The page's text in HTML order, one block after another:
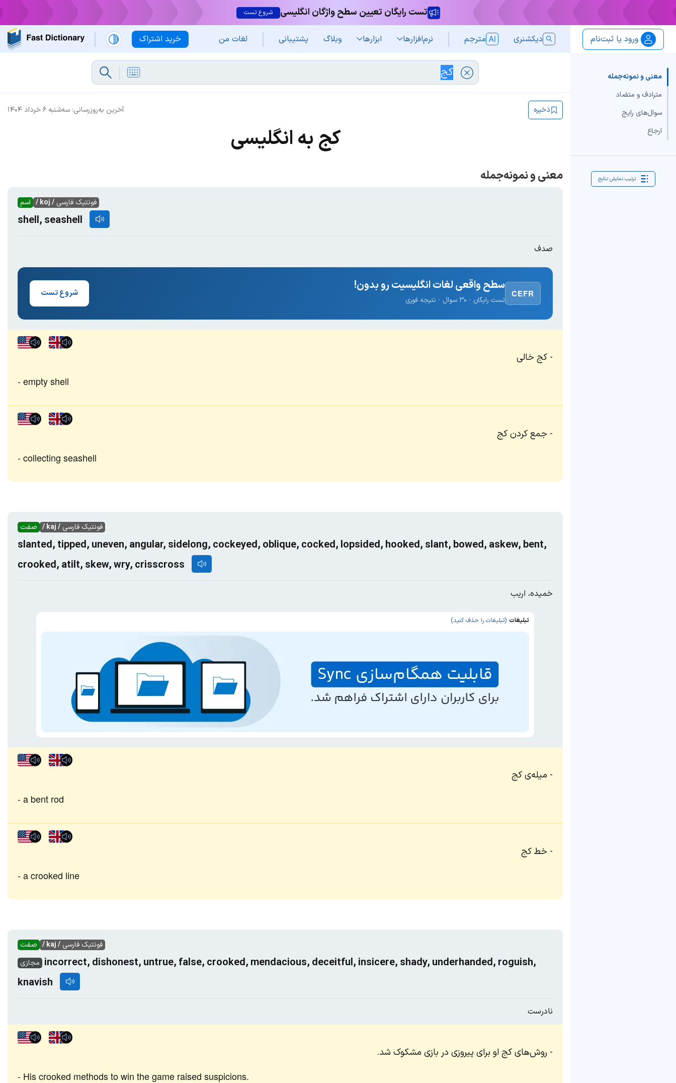
تست رایگان تعیین سطح واژگان انگلیسی شروع تست
خرید اشتراک ورود یا ثبت‌نام دیکشنری مترجم نرم‌افزار‌ها ابزارها وبلاگ پشتیبانی لغات من
معنی و نمونه‌جمله
مترادف و متضاد
سوال‌های رایج
ارجاع
ترتیب نمایش نتایج
آخرین به‌روزرسانی: سه‌شنبه ۶ خرداد ۱۴۰۴ ذخیره
کج به انگلیسی
معنی و نمونه‌جمله
اسم فونتیک فارسی / koj /
shell, seashell
صدف
CEFR
سطح واقعی لغات انگلیسیت رو بدون!
تست رایگان · ۳۰ سوال · نتیجه فوری
شروع تست
کج خالی
empty shell
جمع کردن کج
collecting seashell
صفت فونتیک فارسی / kaj /
slanted, tipped, uneven, angular, sidelong, cockeyed, oblique, cocked, lopsided, hooked, slant, bowed, askew, bent,
crooked, atilt, skew, wry, crisscross
خمیده، اریب
تبلیغات (تبلیغات را حذف کنید)
میله‌ی کج
a bent rod
خط کج
a crooked line
صفت فونتیک فارسی / kaj /
مجازی incorrect, dishonest, untrue, false, crooked, mendacious, deceitful, insicere, shady, underhanded, roguish,
knavish
نادرست
روش‌های کج او برای پیروزی در بازی مشکوک شد.
His crooked methods to win the game raised suspicions.